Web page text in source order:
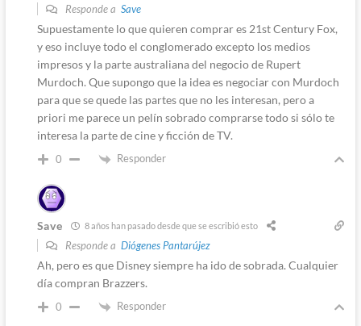
Responde a Save
Supuestamente lo que quieren comprar es 21st Century Fox,
y eso incluye todo el conglomerado excepto los medios
impresos y la parte australiana del negocio de Rupert
Murdoch. Que supongo que la idea es negociar con Murdoch
para que se quede las partes que no les interesan, pero a
priori me parece un pelín sobrado comprarse todo si sólo te
interesa la parte de cine y ficción de TV.
0 Responder
Save 8 años han pasado desde que se escribió esto
Responde a Diógenes Pantarújez
Ah, pero es que Disney siempre ha ido de sobrada. Cualquier
día compran Brazzers.
0 Responder